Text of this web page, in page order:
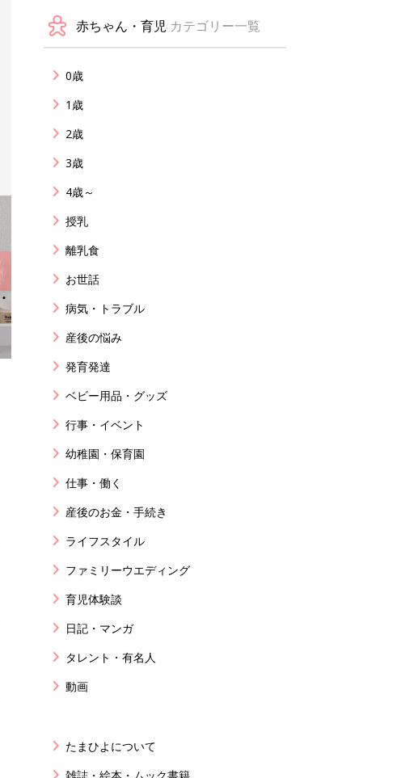
赤ちゃん・育児 カテゴリー一覧
0歳
1歳
2歳
3歳
4歳～
授乳
離乳食
お世話
病気・トラブル
産後の悩み
発育発達
ベビー用品・グッズ
行事・イベント
幼稚園・保育園
仕事・働く
産後のお金・手続き
ライフスタイル
ファミリーウエディング
育児体験談
日記・マンガ
タレント・有名人
動画
たまひよについて